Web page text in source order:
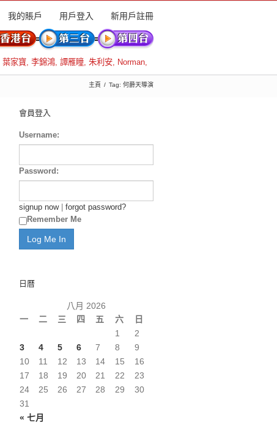
我的賬戶 用戶登入 新用戶註冊
葉家寶, 李錦鴻, 譚雁瞳, 朱利安, Norman,
主頁 Tag: 何爵天導演
會員登入
Username:
Password:
signup now| forgot password?
Remember Me
日曆
八月 2026
一
二 三 四 五 六 日
« 七月
1
2
3
4 5 6 7 8
9
10
11 12 13 14 15
16
17
18 19 20 21 22
23
24
25 26 27 28 29
30
31